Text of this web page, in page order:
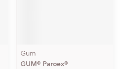
Gum
GUM® Paroex®